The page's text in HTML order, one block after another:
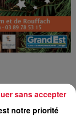
à 0h00
notre priorité
sans accepter